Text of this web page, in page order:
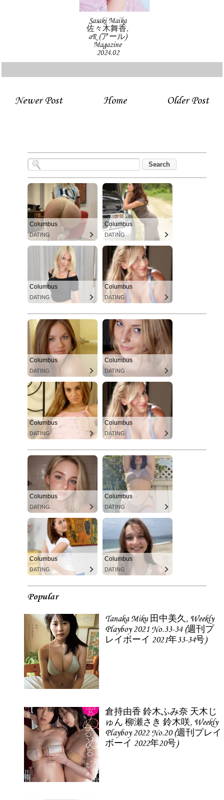
Sasaki Maika
佐々木舞香,
aR (アール)
Magazine
2024.02
Newer Post Older Post
Home
Columbus
DATING
Columbus
DATING
Columbus
DATING
Columbus
DATING
Columbus
DATING
Columbus
DATING
Columbus
DATING
Columbus
DATING
Columbus
DATING
Columbus
DATING
Columbus
DATING
Columbus
DATING
Popular
Tanaka Miku 田中美久, Weekly
Playboy 2021 No.33-34 (週刊プ
レイボーイ 2021年33-34号)
倉持由香 鈴木ふみ奈 天木じ
ゅん 柳瀬さき 鈴木咲, Weekly
Playboy 2022 No.20 (週刊プレイ
ボーイ 2022年20号)